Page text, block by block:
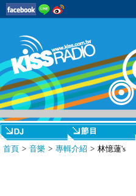
首頁 > 音樂 > 專輯介紹 > 林憶蓮's